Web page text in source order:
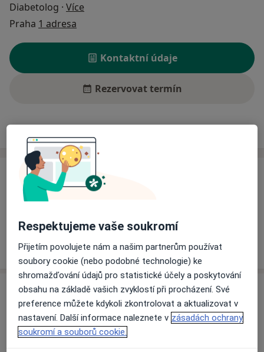
Diabetolog · Více
Praha 1 adresa
Kontaktní údaje
Rezervovat termín
Ceník
Informace o službách a cenách nejsou k dispozici
svých službách.
Adresa
Poliklinika Prosek a.s.
Lovosická 440/40, Praha
Respektujeme vaše soukromí
Přijetím povolujete nám a našim partnerům používat
soubory cookie (nebo podobné technologie) ke
shromažďování údajů pro statistické účely a poskytování
obsahu na základě vašich zvyklostí při procházení. Své
preference můžete kdykoli zkontrolovat a aktualizovat v
nastavení. Další informace naleznete v zásadách ochrany
soukromí a souborů cookie.